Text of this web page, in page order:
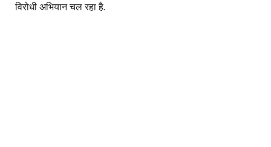
विरोधी अभियान चल रहा है.